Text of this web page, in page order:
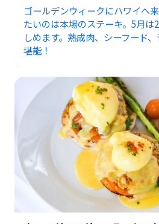
ゴールデンウィークにハワイへ
たいのは本場のステーキ。5月は
しめます。熟成肉、シーフード
堪能！